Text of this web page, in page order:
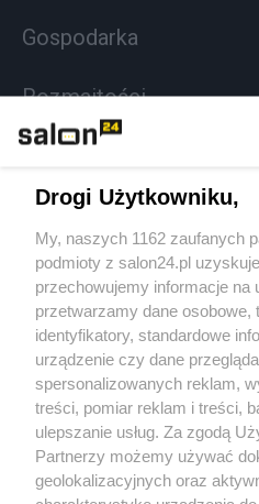
Gospodarka
Rozmaitości
Sport
Społeczeństwo
Kultura
X Facebook
Drogi Użytkowniku,
My, naszych 1162 zaufanych
podmioty z salon24.pl
przechowujemy informacje na
przetwarzamy dane osobowe,
identyfikatory, standardowe
urządzenie czy dane
spersonalizowanych reklam,
treści, pomiar reklam i treści,
ulepszanie usług. Za zgodą
Partnerzy możemy używać
geolokalizacyjnych oraz